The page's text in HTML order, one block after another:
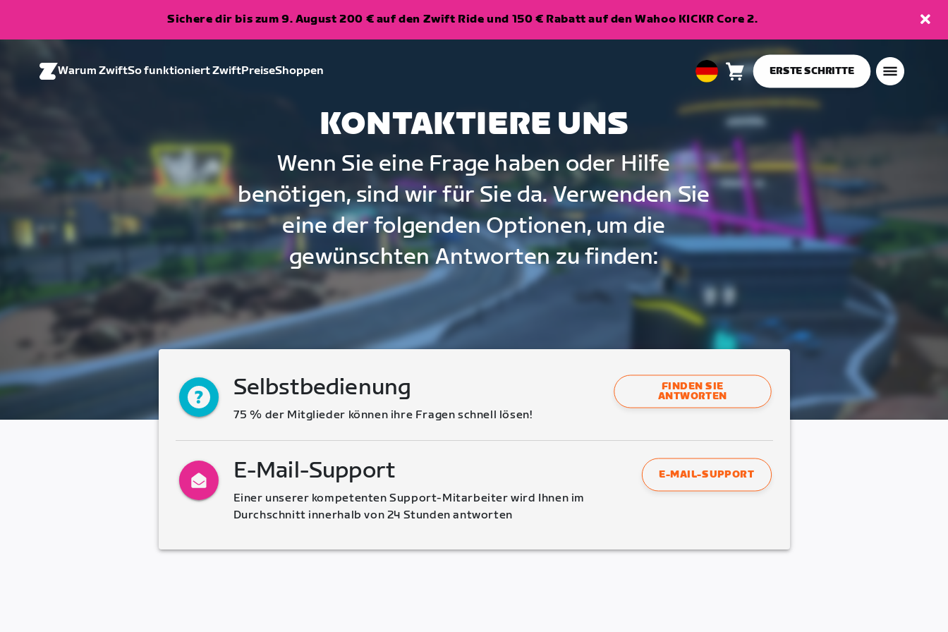
Sichere dir bis zum 9. August 200 € auf den Zwift Ride und 150 € Rabatt auf den Wahoo KICKR Core 2.
Warum ZwiftSo funktioniert ZwiftPreiseShoppen
European
Union
Deutsch
Warenkorb0
Artikel
ERSTE SCHRITTE
KONTAKTIERE UNS
Wenn Sie eine Frage haben oder Hilfe
benötigen, sind wir für Sie da. Verwenden Sie
eine der folgenden Optionen, um die
gewünschten Antworten zu finden:
Selbstbedienung
75 % der Mitglieder können ihre Fragen schnell lösen!
FINDEN SIE
ANTWORTEN
E-Mail-Support
Einer unserer kompetenten Support-Mitarbeiter wird Ihnen im
Durchschnitt innerhalb von 24 Stunden antworten
E-MAIL-SUPPORT